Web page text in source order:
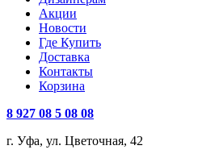
Акции
Новости
Где Купить
Доставка
Контакты
Корзина
8 927 08 5 08 08
г. Уфа, ул. Цветочная, 42